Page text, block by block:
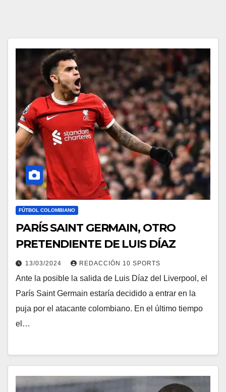
FÚTBOL COLOMBIANO
PARÍS SAINT GERMAIN, OTRO
PRETENDIENTE DE LUIS DÍAZ
13/03/2024 REDACCIÓN 10 SPORTS
Ante la posible la salida de Luis Díaz del Liverpool, el
París Saint Germain estaría decidido a entrar en la
puja por el atacante colombiano. En el último tiempo
el…